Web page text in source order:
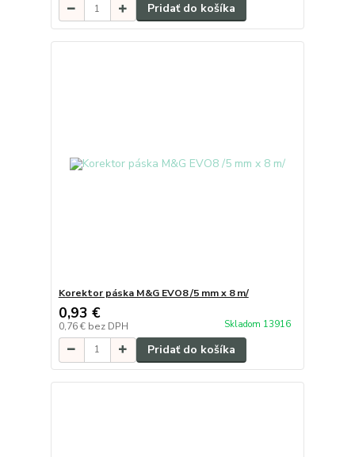
Pridať do košíka
Korektor páska M&G EVO8 /5 mm x 8 m/
0,93 €
0,76 € bez DPH Skladom 13916
Pridať do košíka